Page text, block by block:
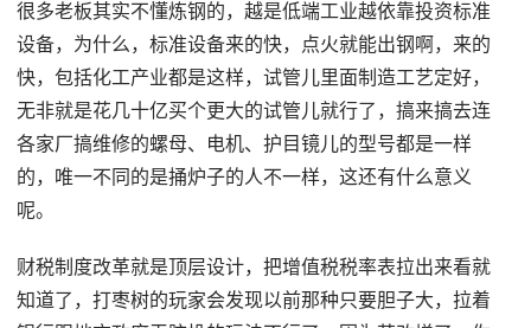
很多老板其实不懂炼钢的，越是低端工业越依靠投资标准
设备，为什么，标准设备来的快，点火就能出钢啊，来的
快，包括化工产业都是这样，试管儿里面制造工艺定好，
无非就是花几十亿买个更大的试管儿就行了，搞来搞去连
各家厂搞维修的螺母、电机、护目镜儿的型号都是一样
的，唯一不同的是捅炉子的人不一样，这还有什么意义
呢。
财税制度改革就是顶层设计，把增值税税率表拉出来看就
知道了，打枣树的玩家会发现以前那种只要胆子大，拉着